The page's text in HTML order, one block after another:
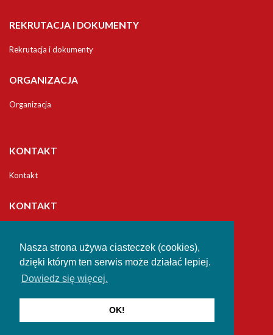
Nasza strona używa ciasteczek (cookies),
dzięki którym ten serwis może działać lepiej.
Dowiedz się więcej.
OK!
REKRUTACJA I DOKUMENTY
Rekrutacja i dokumenty
ORGANIZACJA
Organizacja
KONTAKT
Kontakt
KONTAKT
Jana Długosza w Częstochowie
Studia Podyplomowe
42-200 Częstochowa
al. Zbierskiego 2/4
email:ucku@ujd.edu.pl